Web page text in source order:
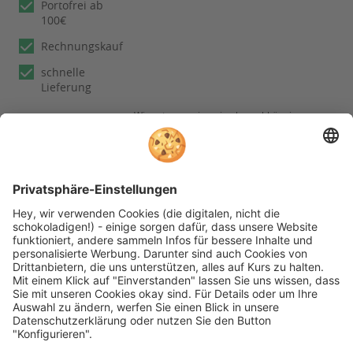
Portofrei ab
100€
Rechnungskauf
schnelle
Lieferung
Wir nutzen reviews.io als unabhängigen
Dienstleister für die Einholung von
Bewertungen. Erfahren Sie mehr unter
unserenInformationen zu
Kundenbewertungen
Folgen Sie rehashop auch auf folgenden Kanälen
* Alle Preise inkl. gesetzl. Mehrwertsteuer zzgl.
Versandkosten wenn nicht anders beschrieben